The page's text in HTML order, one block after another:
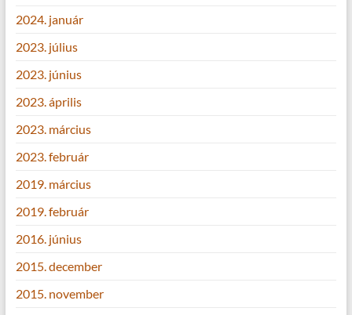
2024. január
2023. július
2023. június
2023. április
2023. március
2023. február
2019. március
2019. február
2016. június
2015. december
2015. november